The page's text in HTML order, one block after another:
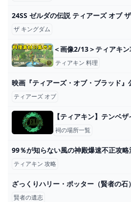
ザ キングダム
ティアキン 料理
ティアーズ オブ
祠の場所一覧
ティアキン 攻略
ざっくりハリー・ポッター（賢者の
賢者の遺志